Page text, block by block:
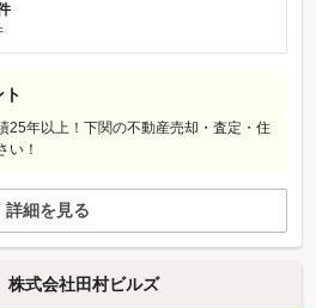
25年以上！下関の不動産売却・査定・住
い！
詳細を見る
式会社田村ビルズ